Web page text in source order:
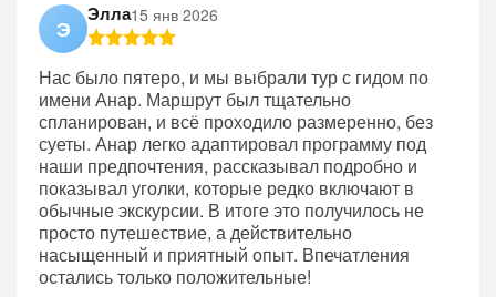
Э
Элла15 янв 2026
Нас было пятеро, и мы выбрали тур с гидом по
имени Анар. Маршрут был тщательно
спланирован, и всё проходило размеренно, без
суеты. Анар легко адаптировал программу под
наши предпочтения, рассказывал подробно и
показывал уголки, которые редко включают в
обычные экскурсии. В итоге это получилось не
просто путешествие, а действительно
насыщенный и приятный опыт. Впечатления
остались только положительные!